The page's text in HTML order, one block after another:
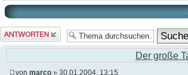
Antwort
erstellen
Der große
von marco » 30.01.2004, 13:15